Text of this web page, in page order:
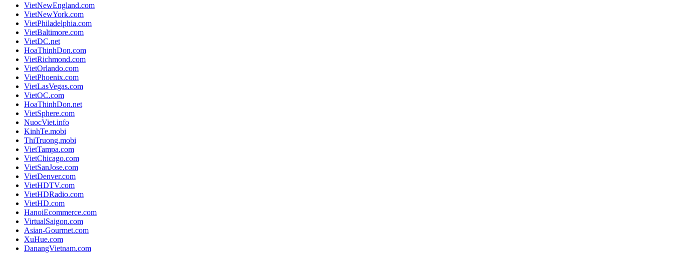
VietNewEngland.com
VietNewYork.com
VietPhiladelphia.com
VietBaltimore.com
VietDC.net
HoaThinhDon.com
VietRichmond.com
VietOrlando.com
VietPhoenix.com
VietLasVegas.com
VietOC.com
HoaThinhDon.net
VietSphere.com
NuocViet.info
KinhTe.mobi
ThiTruong.mobi
VietTampa.com
VietChicago.com
VietSanJose.com
VietDenver.com
VietHDTV.com
VietHDRadio.com
VietHD.com
HanoiEcommerce.com
VirtualSaigon.com
Asian-Gourmet.com
XuHue.com
DanangVietnam.com